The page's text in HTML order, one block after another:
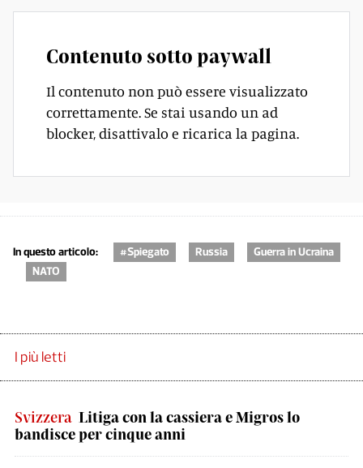
Contenuto sotto paywall
Il contenuto non può essere visualizzato
correttamente. Se stai usando un ad
blocker, disattivalo e ricarica la pagina.
In questo articolo: #Spiegato Russia
Guerra in Ucraina
NATO
I più letti
Svizzera Litiga con la cassiera e Migros lo
bandisce per cinque anni